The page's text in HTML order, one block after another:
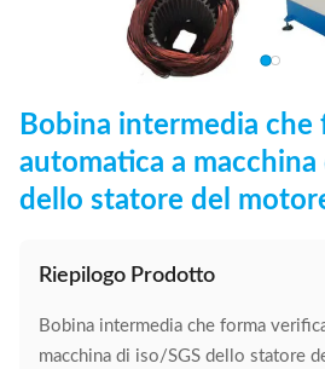
Bobina intermedia che
automatica a macchina
dello statore del
Riepilogo Prodotto
Bobina intermedia che forma
macchina di iso/SGS dello statore